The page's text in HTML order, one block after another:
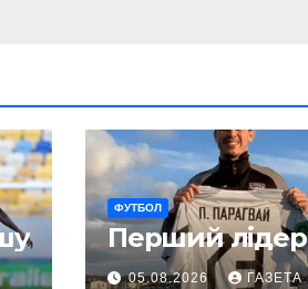
ФУТБОЛ
Перший лідер
05.08.2026 ГАЗЕТА